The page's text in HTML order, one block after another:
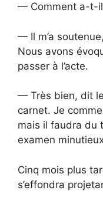
— Comment a-t-il
— Il m’a
Nous avons
passer à l’acte.
— Très bien, dit
carnet. Je
mais il faudra du
examen
Cinq mois plus
s’effondra